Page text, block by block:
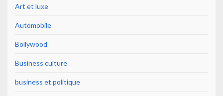
Art et luxe
Automobile
Bollywood
Business culture
business et politique